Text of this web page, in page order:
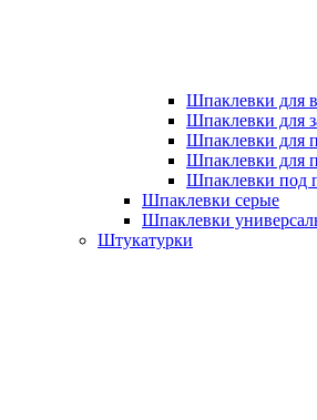
Шпаклевки для
Шпаклевки для
Шпаклевки для
Шпаклевки для
Шпаклевки под
Шпаклевки серые
Шпаклевки
Штукатурки